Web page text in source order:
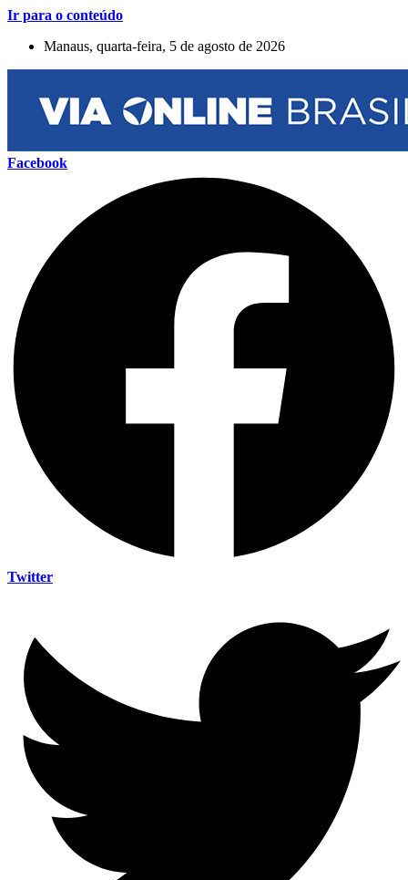
Ir para o conteúdo
Manaus, quarta-feira, 5 de agosto de 2026
Facebook
Twitter